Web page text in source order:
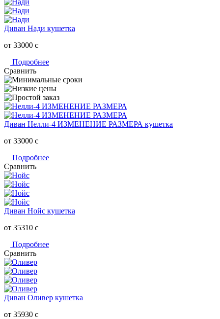
Диван Нади кушетка
от 33000 c
Подробнее
Сравнить
Диван Нелли-4 ИЗМЕНЕНИЕ РАЗМЕРА кушетка
от 33000 c
Подробнее
Сравнить
Диван Нойс кушетка
от 35310 c
Подробнее
Сравнить
Диван Оливер кушетка
от 35930 c